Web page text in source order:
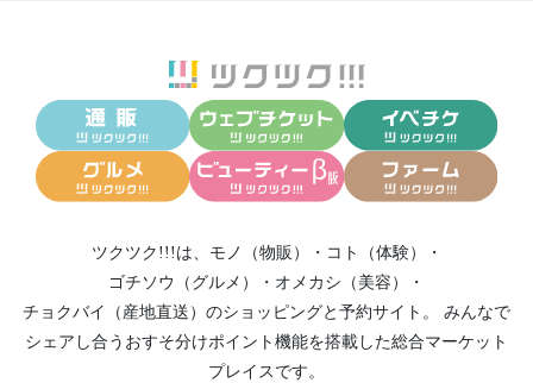
ツクツク!!!は、 モノ（物販） ・ コト（体験）
・
ゴチソウ（グルメ）
・ オメカシ（美容）
・
チョクバイ（産地直送） のショッピングと予約サイト。
みんなで
シェアし合う おすそ分けポイント機能を搭載した総合マーケット
プレイスです。